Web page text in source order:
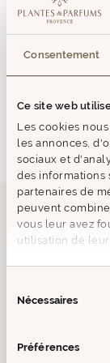
Consentement
Ce site web
Les cookies
les annonces,
sociaux et
des informations
partenaires de
peuvent
vous leur avez
utilisation de
duNécessaires
Préférences
Rose